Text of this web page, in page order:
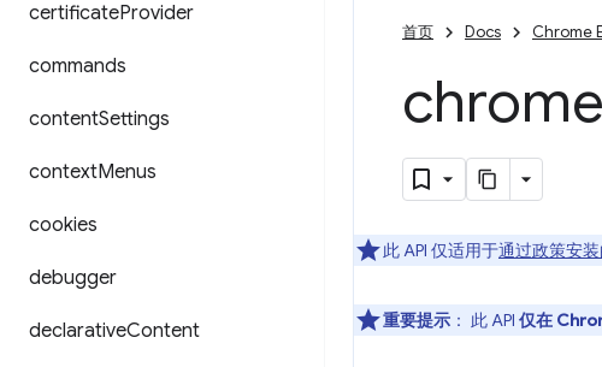
certificateProvider
commands
contentSettings
contextMenus
cookies
debugger
declarativeContent
首页 Docs Chrome
chrome
此 API 仅适用于通过政策安
重要提示 ： 此 API 仅在